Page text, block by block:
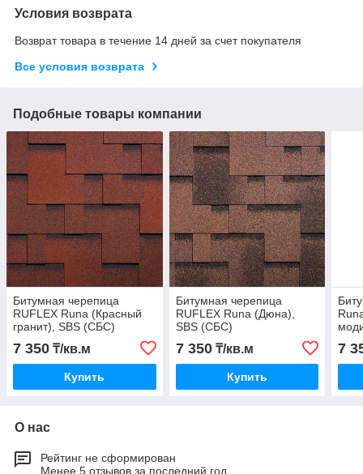
Условия возврата
Возврат товара в течение 14 дней за счет покупателя
Все условия возврата
Подобные товары компании
Битумная черепица
RUFLEX Runa (Красный
гранит), SBS (СБС)
модифицированный
битум, Гарантия 35 лет!
7 350 ₸/кв.м
Купить
Битумная черепица
RUFLEX Runa (Дюна),
SBS (СБС)
модифицированный
битум, Гарантия 35 лет!
7 350₸/кв.м
Купить
777
7
О нас
Рейтинг не сформирован
Менее 5 отзывов за последний год